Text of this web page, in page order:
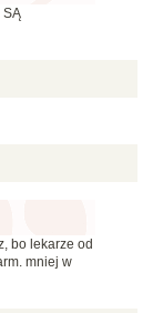
SĄ
bo lekarze od
mniej w